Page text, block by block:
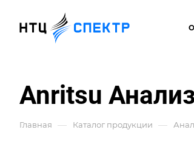
Anritsu
Главная — Каталог продукции —